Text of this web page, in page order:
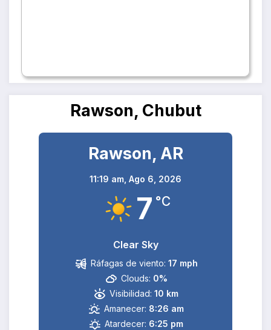
Rawson, Chubut
Rawson, AR
11:19 am, Ago 6, 2026
7 °C
Clear Sky
Ráfagas de viento: 17 mph
Clouds: 0%
Visibilidad: 10 km
Amanecer: 8:26 am
Atardecer: 6:25 pm